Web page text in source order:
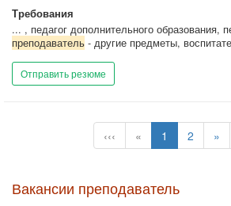
Требования
... , педагог дополнительного образования,
преподаватель - другие предметы,
Отправить резюме
‹‹‹ « 1 2 »
Вакансии преподаватель